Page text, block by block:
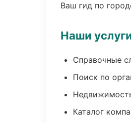
Ваш гид по
Наши
Справочные
Поиск по
Каталог